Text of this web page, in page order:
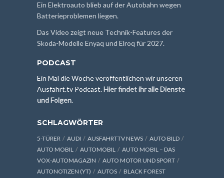
Ein Elektroauto blieb auf der Autobahn wegen
Batterieproblemen liegen.
Das Video zeigt neue Technik-Features der
Skoda-Modelle Enyaq und Elroq für 2027.
PODCAST
Ein Mal die Woche veröffentlichen wir unseren
Ausfahrt.tv Podcast.Hier findet ihr alle Dienste
und Folgen.
SCHLAGWÖRTER
5-TÜRER AUDI AUSFAHRTTV NEWS
AUTO BILD
AUTO MOBIL
AUTOMOBIL
AUTO MOBIL – DAS
VOX-AUTOMAGAZIN
AUTO MOTOR UND SPORT
AUTONOTIZEN (YT)
AUTOS
BLACK FOREST